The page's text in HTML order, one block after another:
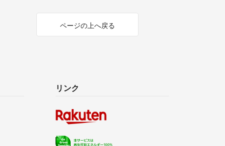
ページの上へ戻る
リンク